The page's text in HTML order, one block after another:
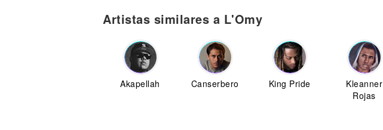
Artistas similares a L'Omy
Akapellah Canserbero King Pride
Kleanner
Rojas